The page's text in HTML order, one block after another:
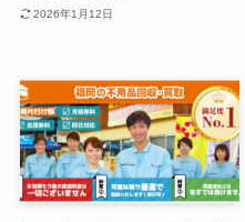
2026年1月12日